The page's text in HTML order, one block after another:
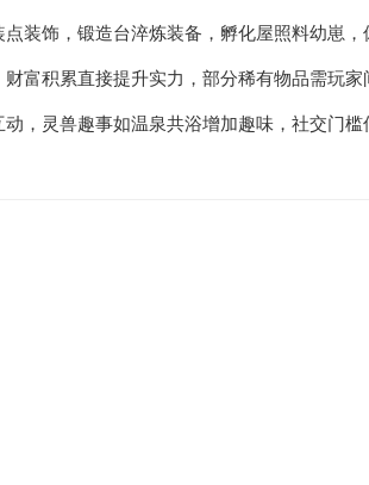
装饰，锻造台淬炼装备，孵化屋照料幼崽，
富积累直接提升实力，部分稀有物品需玩家
，灵兽趣事如温泉共浴增加趣味，社交门槛